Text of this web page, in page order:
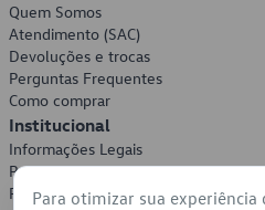
Quem Somos
Atendimento (SAC)
Devoluções e trocas
Perguntas Frequentes
Como comprar
Institucional
Informações Legais
Política de Privacidade
Política de Cookies
Para otimizar sua experiência